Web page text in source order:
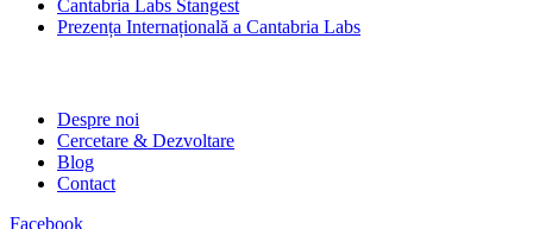
Cantabria Labs Stangest
Prezența Internațională a Cantabria Labs
Despre noi
Cercetare & Dezvoltare
Blog
Contact
Facebook